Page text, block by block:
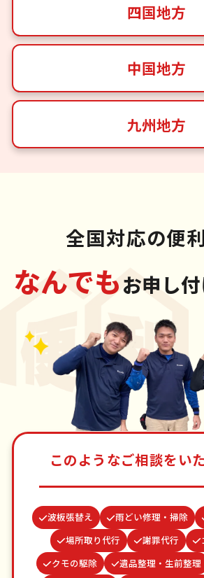
四国地方
中国地方
九州地方
全国対応の便
なんでもお申し
このようなご相談をい
波板張替え 雨どい修理・掃除
場所取り代行
謝罪代行
クモの駆除
遺品整理・生前整理